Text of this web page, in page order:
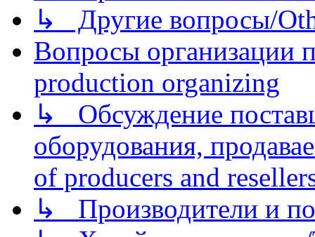
↳ Другие вопросы/
Вопросы организации
production organizing
↳ Обсуждение
оборудования,
of producers and
↳ Производители и